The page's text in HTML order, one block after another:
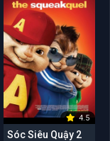
4.5
Sóc Siêu Quậy 2